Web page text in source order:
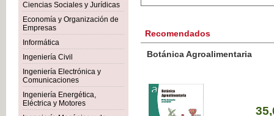
Ciencias Sociales y Jurídicas
Economía y Organización de
Empresas
Informática
Ingeniería Civil
Ingeniería Electrónica y
Comunicaciones
Ingeniería Energética,
Eléctrica y Motores
Recomendados
Botánica Agroalimentaria